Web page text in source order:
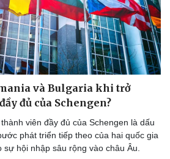
và Bulgaria khi trở
đủ của Schengen?
viên đầy đủ của Schengen là dấu
phát triển tiếp theo của hai quốc gia
hội nhập sâu rộng vào châu Âu.